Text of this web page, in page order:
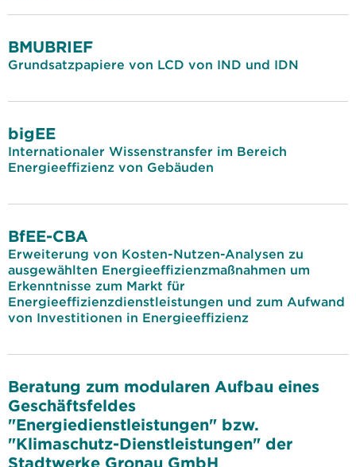
BMUBRIEF
Grundsatzpapiere von LCD von IND und IDN
bigEE
Internationaler Wissenstransfer im Bereich
Energieeffizienz von Gebäuden
BfEE-CBA
Erweiterung von Kosten-Nutzen-Analysen zu
ausgewählten Energieeffizienzmaßnahmen um
Erkenntnisse zum Markt für
Energieeffizienzdienstleistungen und zum Aufwand
von Investitionen in Energieeffizienz
Beratung zum modularen Aufbau eines
Geschäftsfeldes
"Energiedienstleistungen" bzw.
"Klimaschutz-Dienstleistungen" der
Stadtwerke Gronau GmbH